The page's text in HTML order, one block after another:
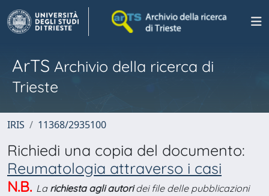
ArTS Archivio della ricerca di
Trieste
IRIS 11368/2935100
Richiedi una copia del documento:
Reumatologia attraverso i casi
N.B. La richiesta agli autoridei file delle pubblicazioni